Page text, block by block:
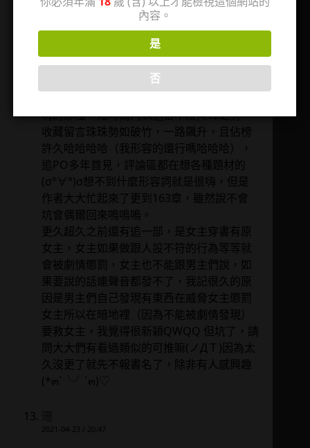
些比較可口美味！
之前還有追一部追得特別歡快的《每晚都进
嗨的那種，短時間內以迅雷不及掩耳之勢，
收藏留言珠珠勢如破竹，一路飆升，且佔榜
許久哈哈哈哈（我形容的還行嗎哈哈哈），
追PO多年首見，評論區都在想各種題材的
(σ°∀°)σ想不到什麼形容詞就是很嗨，但是
作者大大忙起來了更到163章，雖然說不會
坑會偶爾回來嗚嗚嗚。
更久超久之前還有追一部，是女主穿書有原
女主，女主如果做跟人設不符的行為等等就
會被劇情懲罰，女主也不能跟男主們說，如
果要說的話連聲音都發不了，我記很久的原
因是男主們自己發現有東西在威脅女主懲罰
女主所以在暗地裡（因為不能被劇情發現）
要救女主，我覺得很新穎QWQQ 但坑了，請
問大大們有看過類似的可推嘛(ノДＴ)因為太
久沒更了就先不報書名了，除非有人感興趣
(*๓´╰╯`๓)♡
2021-04-23 / 20:47
內容。
是
否